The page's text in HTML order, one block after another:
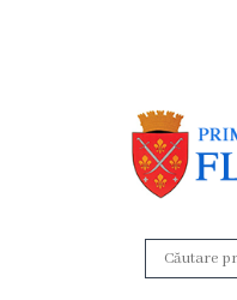
Primăria